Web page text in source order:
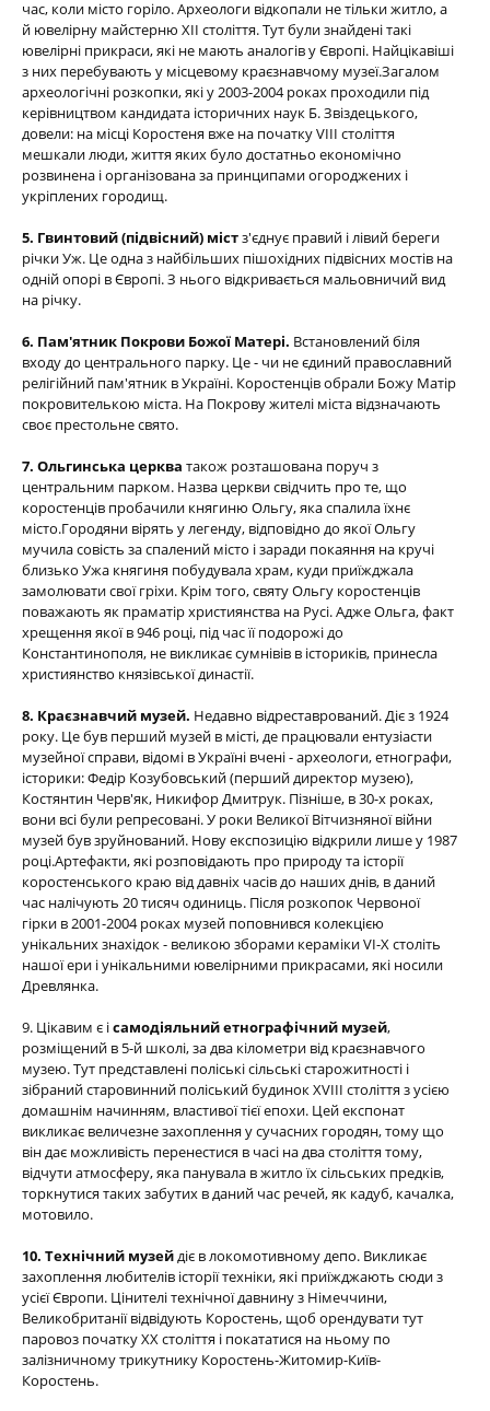
час, коли місто горіло. Археологи відкопали не тільки житло, а
й ювелірну майстерню ХІІ століття. Тут були знайдені такі
ювелірні прикраси, які не мають аналогів у Європі. Найцікавіші
з них перебувають у місцевому краєзнавчому музеї.Загалом
археологічні розкопки, які у 2003-2004 роках проходили під
керівництвом кандидата історичних наук Б. Звіздецького,
довели: на місці Коростеня вже на початку VIII століття
мешкали люди, життя яких було достатньо економічно
розвинена і організована за принципами огороджених і
укріплених городищ.
5. Гвинтовий (підвісний) містз'єднує правий і лівий береги
річки Уж. Це одна з найбільших пішохідних підвісних мостів на
одній опорі в Європі. З нього відкривається мальовничий вид
на річку.
6. Пам'ятник Покрови Божої Матері. Встановлений біля
входу до центрального парку. Це - чи не єдиний православний
релігійний пам'ятник в Україні. Коростенців обрали Божу Матір
покровителькою міста. На Покрову жителі міста відзначають
своє престольне свято.
7. Ольгинська церква також розташована поруч з
центральним парком. Назва церкви свідчить про те, що
коростенців пробачили княгиню Ольгу, яка спалила їхнє
місто.Городяни вірять у легенду, відповідно до якої Ольгу
мучила совість за спалений місто і заради покаяння на кручі
близько Ужа княгиня побудувала храм, куди приїжджала
замолювати свої гріхи. Крім того, святу Ольгу коростенців
поважають як праматір християнства на Русі. Адже Ольга, факт
хрещення якої в 946 році, під час її подорожі до
Константинополя, не викликає сумнівів в істориків, принесла
християнство князівської династії.
8. Краєзнавчий музей. Недавно відреставрований. Діє з 1924
року. Це був перший музей в місті, де працювали ентузіасти
музейної справи, відомі в Україні вчені - археологи, етнографи,
історики: Федір Козубовський (перший директор музею),
Костянтин Черв'як, Никифор Дмитрук. Пізніше, в 30-х роках,
вони всі були репресовані. У роки Великої Вітчизняної війни
музей був зруйнований. Нову експозицію відкрили лише у 1987
році.Артефакти, які розповідають про природу та історії
коростенського краю від давніх часів до наших днів, в даний
час налічують 20 тисяч одиниць. Після розкопок Червоної
гірки в 2001-2004 роках музей поповнився колекцією
унікальних знахідок - великою зборами кераміки VI-X століть
нашої ери і унікальними ювелірними прикрасами, які носили
Древлянка.
9. Цікавим є ісамодіяльний етнографічний музей,
розміщений в 5-й школі, за два кілометри від краєзнавчого
музею. Тут представлені поліські сільські старожитності і
зібраний старовинний поліський будинок XVIII століття з усією
домашнім начинням, властивої тієї епохи. Цей експонат
викликає величезне захоплення у сучасних городян, тому що
він дає можливість перенестися в часі на два століття тому,
відчути атмосферу, яка панувала в житло їх сільських предків,
торкнутися таких забутих в даний час речей, як кадуб, качалка,
мотовило.
10. Технічний музейдіє в локомотивному депо. Викликає
захоплення любителів історії техніки, які приїжджають сюди з
усієї Європи. Цінителі технічної давнину з Німеччини,
Великобританії відвідують Коростень, щоб орендувати тут
паровоз початку ХХ століття і покататися на ньому по
залізничному трикутнику Коростень-Житомир-Київ-
Коростень.